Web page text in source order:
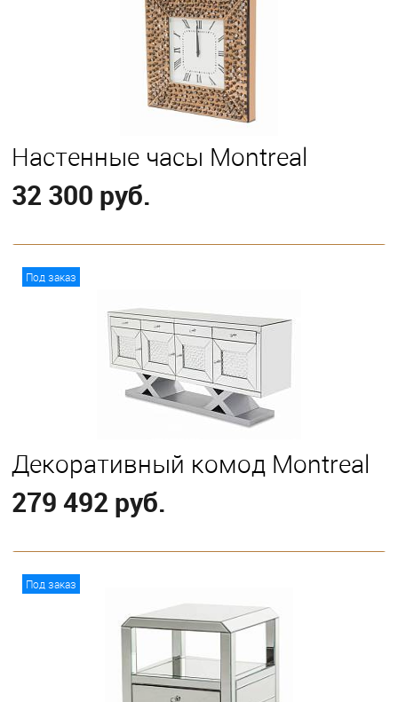
Настенные часы Montreal
32 300 руб.
Под заказ
Декоративный комод Montreal
279 492 руб.
Под заказ